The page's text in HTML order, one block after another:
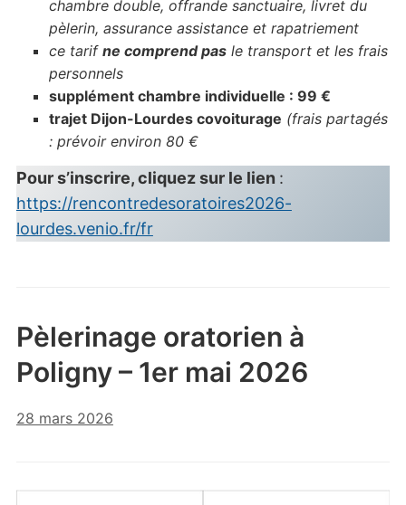
chambre double, offrande sanctuaire, livret du
pèlerin, assurance assistance et rapatriement
ce tarif ne comprend pasle transport et les frais
personnels
supplément chambre individuelle : 99 €
trajet Dijon-Lourdes covoiturage (frais partagés
: prévoir environ 80 €
Pour s’inscrire, cliquez sur le lien :
https://rencontredesoratoires2026-
lourdes.venio.fr/fr
Pèlerinage oratorien à
Poligny – 1er mai 2026
28 mars 2026